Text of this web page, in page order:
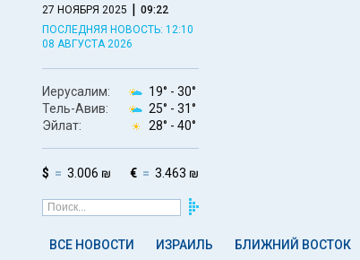
27 НОЯБРЯ 2025 | 09:22
ПОСЛЕДНЯЯ НОВОСТЬ: 12:10
08 АВГУСТА 2026
Иерусалим: 19° - 30°
Тель-Авив:
25° - 31°
Эйлат:
28° - 40°
$ 3.006 ₪ € 3.463 ₪
ВСЕ НОВОСТИ ИЗРАИЛЬ БЛИЖНИЙ ВОСТОК